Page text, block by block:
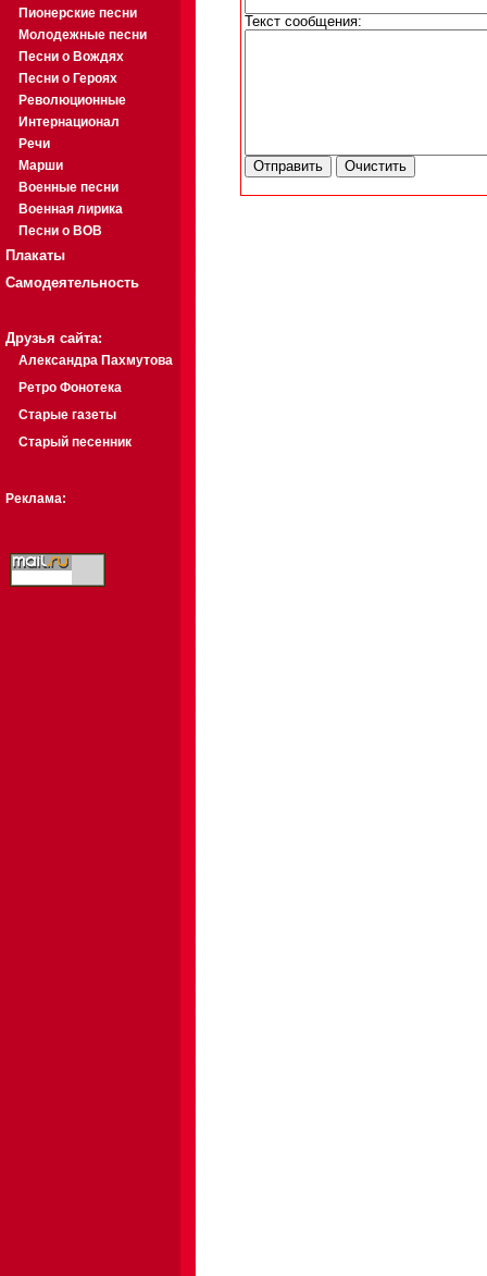
Пионерские песни
Молодежные песни
Песни о Вождях
Песни о Героях
Революционные
Интернационал
Речи
Марши
Военные песни
Военная лирика
Песни о ВОВ
Плакаты
Самодеятельность
Друзья сайта:
Александра Пахмутова
Ретро Фонотека
Старые газеты
Старый песенник
Реклама:
Текст сообщения: